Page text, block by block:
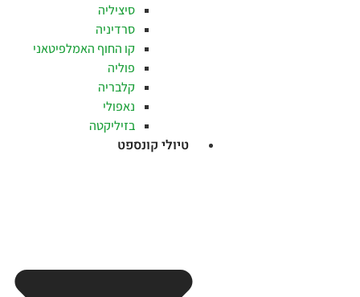
סיציליה
סרדיניה
קו החוף האמלפיטאני
פוליה
קלבריה
נאפולי
בזיליקטה
טיולי קונספט